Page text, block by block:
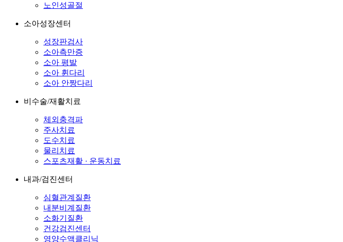
노인성골절
소아성장센터
성장판검사
소아측만증
소아 평발
소아 휜다리
소아 안짱다리
비수술/재활치료
체외충격파
주사치료
도수치료
물리치료
스포츠재활 · 운동치료
내과/검진센터
심혈관계질환
내분비계질환
소화기질환
건강검진센터
영양수액클리닉